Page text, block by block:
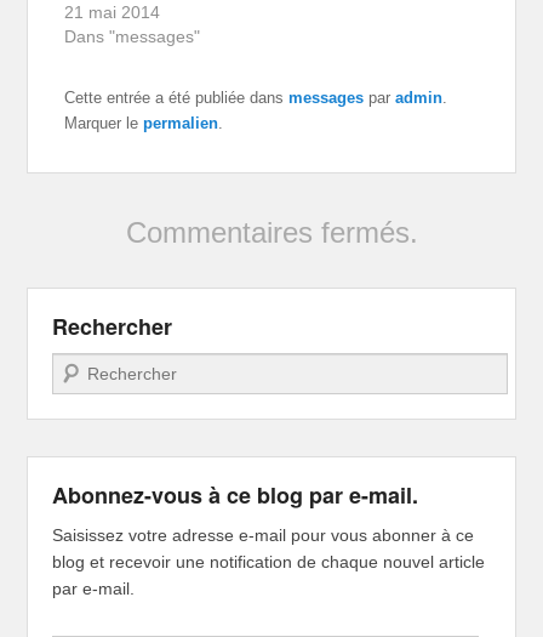
21 mai 2014
Dans "messages"
Cette entrée a été publiée dansmessages paradmin.
Marquer lepermalien.
Commentaires fermés.
Rechercher
Recherche
Abonnez-vous à ce blog par e-mail.
Saisissez votre adresse e-mail pour vous abonner à ce
blog et recevoir une notification de chaque nouvel article
par e-mail.